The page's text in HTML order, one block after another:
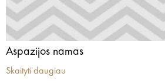
Aspazijos namas
Skaityti daugiau